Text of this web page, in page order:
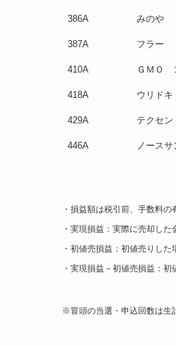
386A みのや
387A フラー
410A ＧＭＯ
418A ウリドキ
429A テクセン
446A ノースサ
・損益額は税引前、手数料の
・実現損益：実際に売却した
・初値売損益：初値売りした
・実現損益－初値売損益：初
※冒頭の当選・申込回数は生